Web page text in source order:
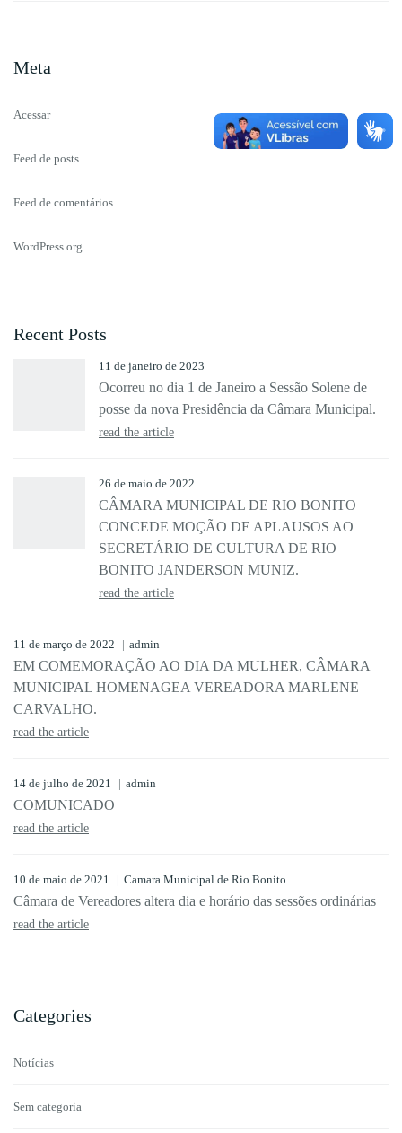
Meta
Acessar
Feed de posts
Feed de comentários
WordPress.org
Recent Posts
11 de janeiro de 2023
Ocorreu no dia 1 de Janeiro a Sessão Solene de
posse da nova Presidência da Câmara Municipal.
read the article
26 de maio de 2022
CÂMARA MUNICIPAL DE RIO BONITO
CONCEDE MOÇÃO DE APLAUSOS AO
SECRETÁRIO DE CULTURA DE RIO
BONITO JANDERSON MUNIZ.
read the article
11 de março de 2022 admin
EM COMEMORAÇÃO AO DIA DA MULHER, CÂMARA
MUNICIPAL HOMENAGEA VEREADORA MARLENE
CARVALHO.
read the article
14 de julho de 2021 admin
COMUNICADO
read the article
10 de maio de 2021 Camara Municipal de Rio Bonito
Câmara de Vereadores altera dia e horário das sessões ordinárias
read the article
Categories
Notícias
Sem categoria